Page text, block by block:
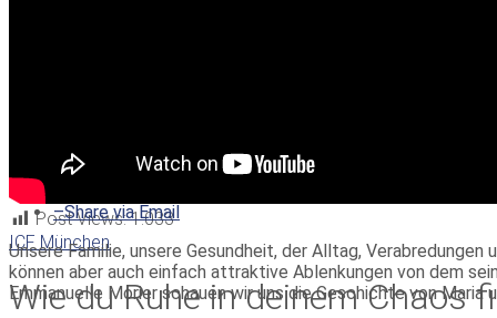
Post Views: 1.033
ICF München
Wie du Ruhe in deinem Chaos
Share on Twitter
–Share on Facebook
–Share via Email
Unsere Familie, unsere Gesundheit, der Alltag,
können aber auch einfach attraktive Ablenkungen von dem
Emmanuelle Morier schauen wir uns die Geschichte von